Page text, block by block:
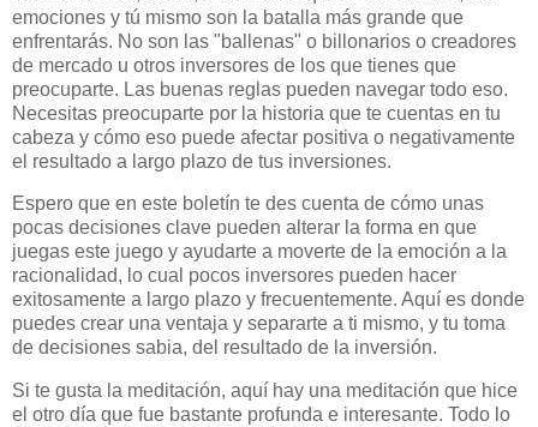
emociones y tú mismo son la batalla más grande que
enfrentarás. No son las "ballenas" o billonarios o creadores
de mercado u otros inversores de los que tienes que
preocuparte. Las buenas reglas pueden navegar todo eso.
Necesitas preocuparte por la historia que te cuentas en tu
cabeza y cómo eso puede afectar positiva o negativamente
el resultado a largo plazo de tus inversiones.
Espero que en este boletín te des cuenta de cómo unas
pocas decisiones clave pueden alterar la forma en que
juegas este juego y ayudarte a moverte de la emoción a la
racionalidad, lo cual pocos inversores pueden hacer
exitosamente a largo plazo y frecuentemente. Aquí es donde
puedes crear una ventaja y separarte a ti mismo, y tu toma
de decisiones sabia, del resultado de la inversión.
Si te gusta la meditación, aquí hay una meditación que hice
el otro día que fue bastante profunda e interesante. Todo lo